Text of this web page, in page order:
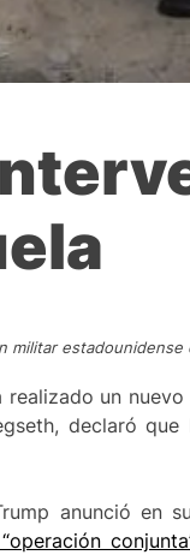
militar
realizado un
declaró
anunció en